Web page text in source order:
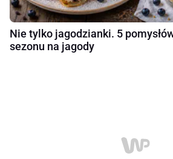
Nie tylko jagodzianki. 5
sezonu na jagody